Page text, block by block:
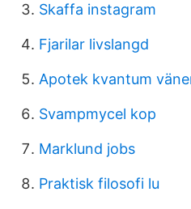
Skaffa instagram
Fjarilar livslangd
Apotek kvantum
Svampmycel kop
Marklund jobs
Praktisk filosofi lu